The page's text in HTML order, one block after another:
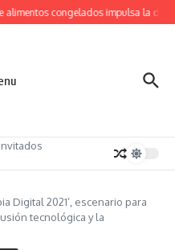
congelados impulsa la
Invitados
Digital 2021’, escenario para
tecnológica y la